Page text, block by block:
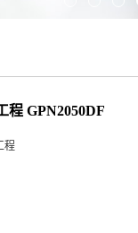
程 GPN2050DF
程